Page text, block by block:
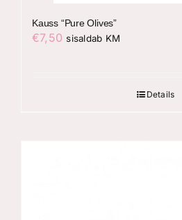
Kauss “Pure Olives”
€7,50 sisaldab KM
Details